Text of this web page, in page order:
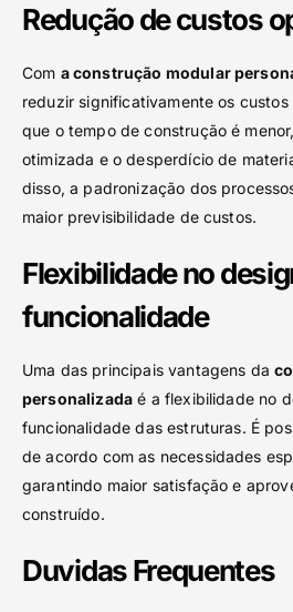
Redução de custos
Com a construção modular
reduzir significativamente os
que o tempo de construção é
otimizada e o desperdício de
disso, a padronização dos
maior previsibilidade de custos.
Flexibilidade no
funcionalidade
Uma das principais vantagens da
personalizada é a flexibilidade no
funcionalidade das estruturas. É
de acordo com as necessidades
garantindo maior satisfação e
construído.
Duvidas Frequentes